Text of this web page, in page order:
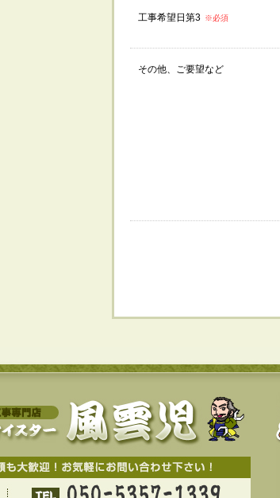
工事希望日第3 ※必須
その他、ご要望など